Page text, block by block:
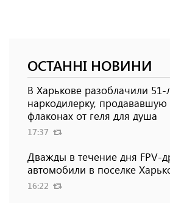
ОСТАННІ НОВИНИ
В Харькове разоблачили
наркодилерку,
флаконах от геля для душа
17:37
Дважды в течение дня FPV-
автомобили в поселке
16:22